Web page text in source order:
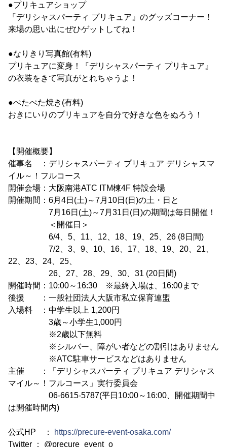
●プリキュアショップ
『デリシャスパーティ プリキュア』のグッズコーナー！
来場の思い出にぜひゲットしてね！
●なりきり写真館(有料)
プリキュアに変身！『デリシャスパーティ プリキュア』
の衣装をきて写真がとれちゃうよ！
●ぺたぺた焼き(有料)
おきにいりのプリキュアを自分で好きな色をぬろう！
【開催概要】
催事名 ：デリシャスパーティ プリキュア デリシャスマ
イル～！フルコース
開催会場：大阪南港ATC ITM棟4F 特設会場
開催期間：6月4日(土)～7月10日(日)の土・日と
7月16日(土)～7月31日(日)の期間は毎日開催！
＜開催日＞
6/4、5、11、12、18、19、25、26 (8日間)
7/2、3、9、10、16、17、18、19、20、21、
22、23、24、25、
26、27、28、29、30、31 (20日間)
開催時間：10:00～16:30 ※最終入場は、16:00まで
後援 ：一般社団法人大阪市私立保育連盟
入場料 ：中学生以上 1,200円
3歳～小学生1,000円
※2歳以下無料
※シルバー、障がい者などの割引はありません
※ATC駐車サービスなどはありません
主催 ：「デリシャスパーティ プリキュア デリシャス
マイル～！フルコース」実行委員会
06-6615-5787(平日10:00～16:00、開催期間中
は開催時間内)
公式HP ：
https://precure-event-osaka.com/
Twitter ： @precure_event_o